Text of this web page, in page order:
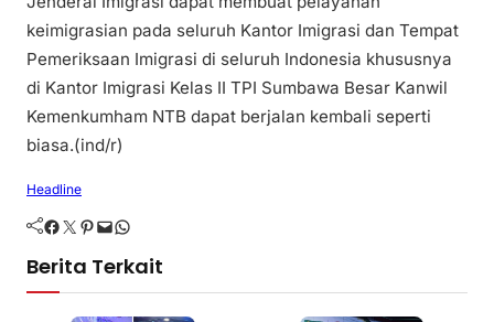
keimigrasian pada seluruh Kantor Imigrasi dan Tempat
Pemeriksaan Imigrasi di seluruh Indonesia khususnya
di Kantor Imigrasi Kelas II TPI Sumbawa Besar Kanwil
Kemenkumham NTB dapat berjalan kembali seperti
biasa.(ind/r)
Headline
Facebook Twitter Pinterest Mail WhatsApp
Berita Terkait